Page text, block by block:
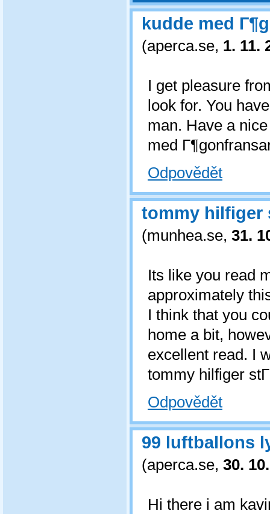
kudde med
(aperca.se, 1. 11.
I get pleasure
look for. You
man. Have a
med
Odpovědět
tommy hilfiger
(munhea.se, 31.
Its like you read
approximately
I think that you
home a bit,
excellent read. I
tommy hilfiger
Odpovědět
99 luftballons
(aperca.se, 30.
Hi there i am